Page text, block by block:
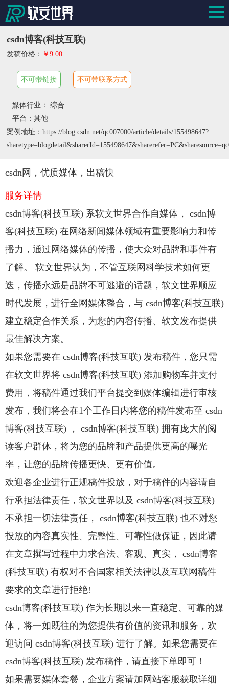
csdn博客(科技互联)
发稿价格： ￥9.00
不可带链接 不可带联系方式
媒体行业： 综合
平台：其他
案例地址：https://blog.csdn.net/qc007000/article/details/155498647?
csdn网，优质媒体，出稿快
服务详情
csdn博客(科技互联) 系软文世界合作自媒体， csdn博
客(科技互联) 在网络新闻媒体领域有重要影响力和传
播力，通过网络媒体的传播，使大众对品牌和事件有
了解。 软文世界认为，不管互联网科学技术如何更
迭，传播永远是品牌不可逃避的话题，软文世界顺应
时代发展，进行全网媒体整合，与 csdn博客(科技互联)
建立稳定合作关系，为您的内容传播、软文发布提供
最佳解决方案。
如果您需要在 csdn博客(科技互联) 发布稿件，您只需
在软文世界将 csdn博客(科技互联) 添加购物车并支付
费用，将稿件通过我们平台提交到媒体编辑进行审核
发布，我们将会在1个工作日内将您的稿件发布至 csdn
博客(科技互联) ， csdn博客(科技互联) 拥有庞大的阅
读客户群体，将为您的品牌和产品提供更高的曝光
率，让您的品牌传播更快、更有价值。
欢迎各企业进行正规稿件投放，对于稿件的内容请自
行承担法律责任，软文世界以及 csdn博客(科技互联)
不承担一切法律责任， csdn博客(科技互联) 也不对您
投放的内容真实性、完整性、可靠性做保证，因此请
在文章撰写过程中力求合法、客观、真实， csdn博客
(科技互联) 有权对不合国家相关法律以及互联网稿件
要求的文章进行拒绝!
csdn博客(科技互联) 作为长期以来一直稳定、可靠的媒
体，将一如既往的为您提供有价值的资讯和服务，欢
迎访问 csdn博客(科技互联) 进行了解。如果您需要在
csdn博客(科技互联) 发布稿件，请直接下单即可！
如果需要媒体套餐，企业方案请加网站客服获取详细